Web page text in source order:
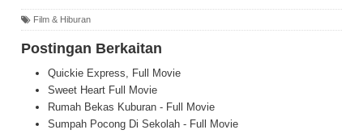
Film & Hiburan
Postingan Berkaitan
Quickie Express, Full Movie
Sweet Heart Full Movie
Rumah Bekas Kuburan - Full Movie
Sumpah Pocong Di Sekolah - Full Movie